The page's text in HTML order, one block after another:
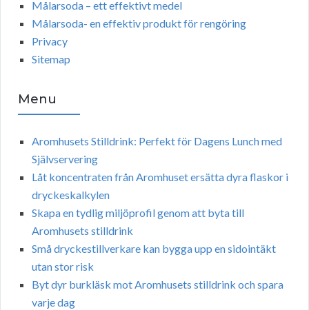
Målarsoda – ett effektivt medel
Målarsoda- en effektiv produkt för rengöring
Privacy
Sitemap
Menu
Aromhusets Stilldrink: Perfekt för Dagens Lunch med
Självservering
Låt koncentraten från Aromhuset ersätta dyra flaskor i
dryckeskalkylen
Skapa en tydlig miljöprofil genom att byta till
Aromhusets stilldrink
Små dryckestillverkare kan bygga upp en sidointäkt
utan stor risk
Byt dyr burkläsk mot Aromhusets stilldrink och spara
varje dag